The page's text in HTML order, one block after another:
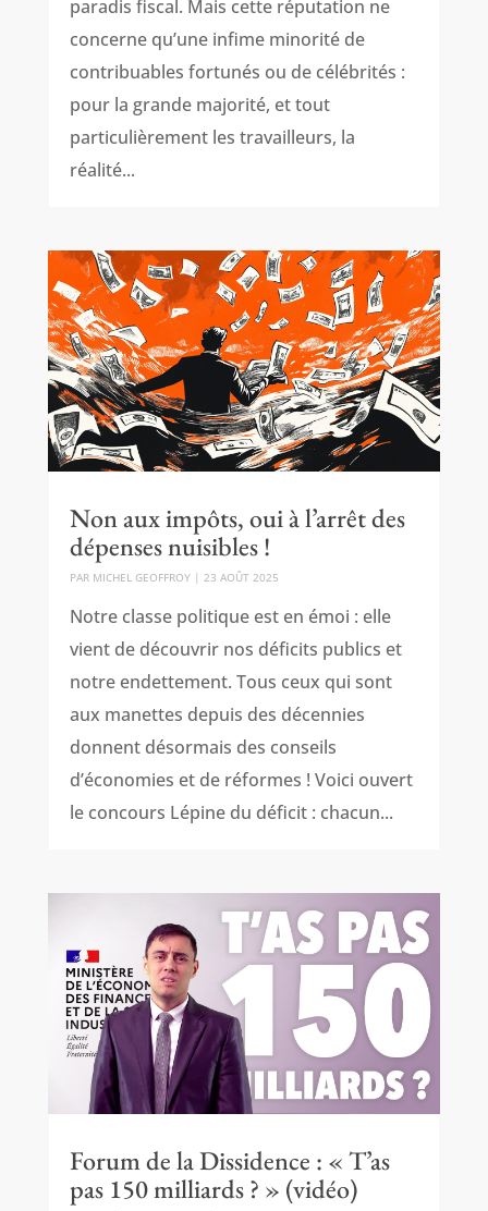
paradis fiscal. Mais cette réputation ne
concerne qu’une infime minorité de
contribuables fortunés ou de célébrités :
pour la grande majorité, et tout
particulièrement les travailleurs, la
réalité...
Non aux impôts, oui à l’arrêt des
dépenses nuisibles !
PAR MICHEL GEOFFROY| 23 AOÛT 2025
Notre classe politique est en émoi : elle
vient de découvrir nos déficits publics et
notre endettement. Tous ceux qui sont
aux manettes depuis des décennies
donnent désormais des conseils
d’économies et de réformes ! Voici ouvert
le concours Lépine du déficit : chacun...
Forum de la Dissidence : « T’as
pas 150 milliards ? » (vidéo)